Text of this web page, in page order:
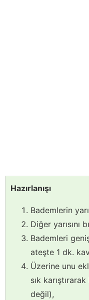
Hazırlanışı
Bademlerin
Diğer yarısını
Bademleri
ateşte 1 dk.
Üzerine unu
sık
değil),